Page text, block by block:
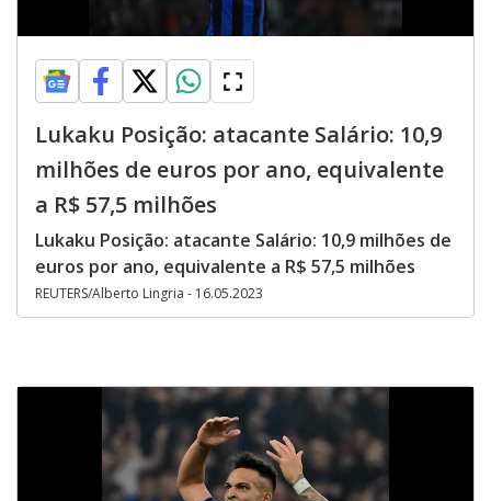
Lukaku Posição: atacante Salário: 10,9
milhões de euros por ano, equivalente
a R$ 57,5 milhões
Lukaku Posição: atacante Salário: 10,9 milhões de
euros por ano, equivalente a R$ 57,5 milhões
REUTERS/Alberto Lingria - 16.05.2023